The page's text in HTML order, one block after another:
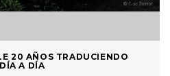
20 AÑOS TRADUCIENDO
A DÍA